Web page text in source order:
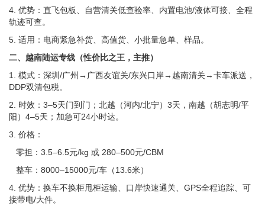
4. 优势：直飞包板、自营清关低查验率、内置电池/液体可接、全程
轨迹可查。
5. 适用：电商紧急补货、高值货、小批量急单、样品。
二、越南陆运专线（性价比之王，主推）
1. 模式：深圳/广州→广西友谊关/东兴口岸→越南清关→卡车派送，
DDP双清包税。
2. 时效：3–5天门到门；北越（河内/北宁）3天，南越（胡志明/平
阳）4–5天；加急可24小时达。
3. 价格：
零担：3.5–6.5元/kg 或 280–500元/CBM
整车：8000–15000元/车（13.6米）
4. 优势：换车不换柜甩柜运输、口岸快速通关、GPS全程追踪、可
接带电/大件。